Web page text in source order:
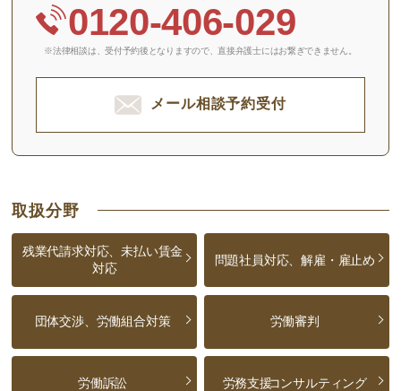
0120-406-029
※法律相談は、受付予約後となりますので、 直接弁護士にはお繋ぎできません。
メール相談予約受付
取扱分野
残業代請求対応、未払い賃金
対応
問題社員対応、解雇・雇止め
団体交渉、労働組合対策 労働審判
労働訴訟 労務支援コンサルティング